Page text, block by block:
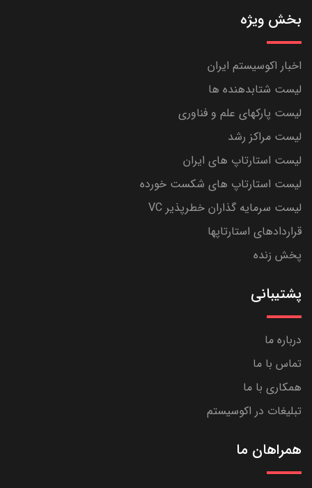
بخش ویژه
اخبار اکوسیستم ایران
لیست شتابدهنده ها
لیست پارکهای علم و فناوری
لیست مراکز رشد
لیست استارتاپ های ایران
لیست استارتاپ های شکست خورده
لیست سرمایه گذاران خطرپذیر VC
قراردادهای استارتاپها
پخش زنده
پشتیبانی
درباره ما
تماس با ما
همکاری با ما
تبلیغات در اکوسیستم
همراهان ما